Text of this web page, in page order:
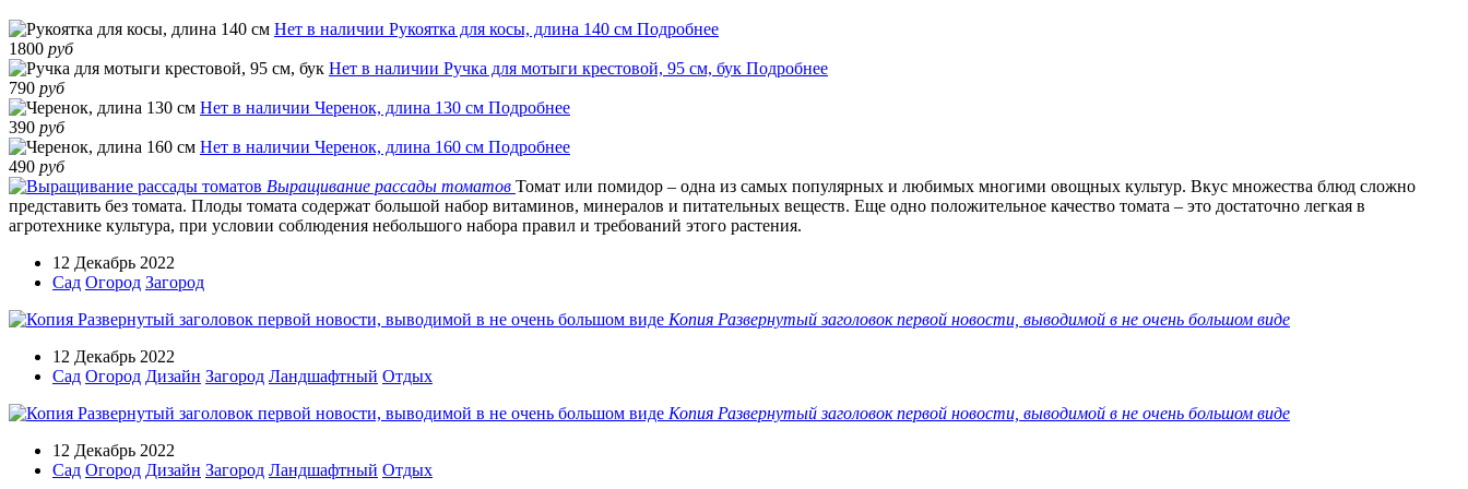
Нет в наличии Рукоятка для косы, длина 140 см Подробнее
1800 руб
Нет в наличии Ручка для мотыги крестовой, 95 см, бук Подробнее
790 руб
Нет в наличии Черенок, длина 130 см Подробнее
390 руб
Нет в наличии Черенок, длина 160 см Подробнее
490 руб
Выращивание рассады томатов Томат или помидор – одна из самых популярных и любимых многими овощных культур. Вкус множества блюд сложно
представить без томата. Плоды томата содержат большой набор витаминов, минералов и питательных веществ. Еще одно положительное качество томата – это достаточно легкая в
агротехнике культура, при условии соблюдения небольшого набора правил и требований этого растения.
12 Декабрь 2022
Сад Огород Загород
Копия Развернутый заголовок первой новости, выводимой в не очень большом виде
12 Декабрь 2022
Сад Огород Дизайн Загород Ландшафтный Отдых
Копия Развернутый заголовок первой новости, выводимой в не очень большом виде
12 Декабрь 2022
Сад Огород Дизайн Загород Ландшафтный Отдых